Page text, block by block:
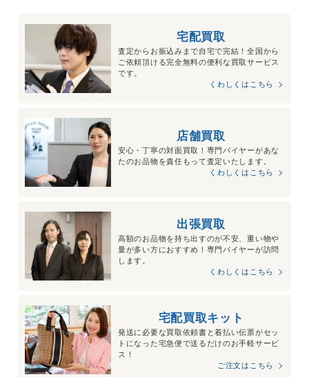
宅配買取
査定からお振込みまで自宅で完結！全国から
ご依頼頂ける完全無料の便利な買取サービス
です。
くわしくはこちら
店舗買取
安心・丁寧の対面買取！専門バイヤーがあな
たのお品物を責任もって査定いたします。
くわしくはこちら
出張買取
高額のお品物を持ち出すのが不安、重い物や
量が多い方におすすめ！専門バイヤーが訪問
します。
くわしくはこちら
宅配買取キット
発送に必要な買取依頼書と着払い伝票がセッ
トになった宅急便で送るだけのお手軽サービ
ス！
ご注文はこちら